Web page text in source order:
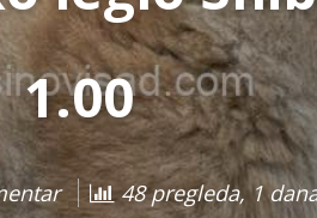
1.00
48 pregleda, 1